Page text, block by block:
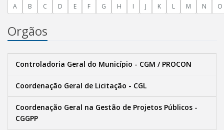
A B C D E F G H I J K L M N O
Orgãos
Controladoria Geral do Município - CGM / PROCON
Coordenação Geral de Licitação - CGL
Coordenação Geral na Gestão de Projetos Públicos -
CGGPP